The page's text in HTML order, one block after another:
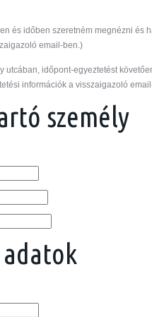
és időben szeretném megnézni és
email-ben.)
utcában, időpont-egyeztetést
információk a visszaigazoló
személy
adatok